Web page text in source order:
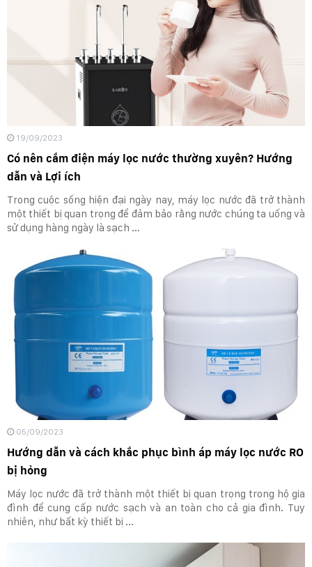
19/09/2023
Có nên cắm điện máy lọc nước thường xuyên? Hướng
dẫn và Lợi ích
Trong cuộc sống hiện đại ngày nay, máy lọc nước đã trở thành
một thiết bị quan trọng để đảm bảo rằng nước chúng ta uống và
sử dụng hàng ngày là sạch ...
05/09/2023
Hướng dẫn và cách khắc phục bình áp máy lọc nước RO
bị hỏng
Máy lọc nước đã trở thành một thiết bị quan trọng trong hộ gia
đình để cung cấp nước sạch và an toàn cho cả gia đình. Tuy
nhiên, như bất kỳ thiết bị ...